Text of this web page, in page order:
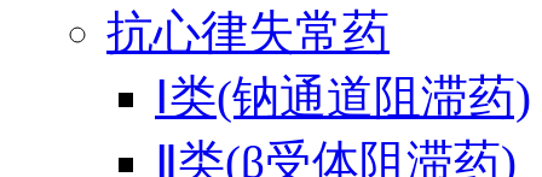
抗心律失常药
Ⅰ类(钠通道阻滞药)
Ⅱ类(β受体阻滞药)